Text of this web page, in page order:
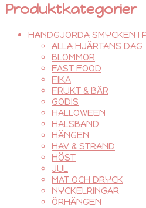
Produktkategorier
HANDGJORDA SMYCKEN I
ALLA HJÄRTANS DAG
BLOMMOR
FAST FOOD
FIKA
FRUKT & BÄR
GODIS
HALLOWEEN
HALSBAND
HÄNGEN
HAV & STRAND
HÖST
JUL
MAT OCH DRYCK
NYCKELRINGAR
ÖRHÄNGEN